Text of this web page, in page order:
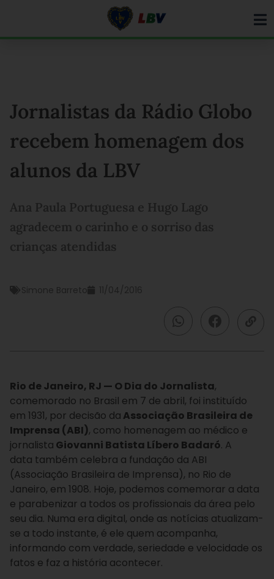
Jornalistas da Rádio Globo
recebem homenagem dos
alunos da LBV
Ana Paula Portuguesa e Hugo Lago
agradecem o carinho e o sorriso das
crianças atendidas
Simone Barreto 11/04/2016
Rio de Janeiro, RJ — O Dia do Jornalista,
comemorado no Brasil em 7 de abril, foi instituído
em 1931, por decisão da Associação Brasileira de
Imprensa (ABI), como homenagem ao médico e
jornalista Giovanni Batista Líbero Badaró. A
data também celebra a fundação da ABI
(Associação Brasileira de Imprensa), no Rio de
Janeiro, em 1908. Hoje, podemos comemorar a data
e parabenizar a todos os profissionais da área pelo
seu dia. Numa era digital, onde as notícias atualizam-
se a todo instante, é ele quem acompanha,
informando com verdade, seriedade e velocidade os
fatos e faz a história acontecer.